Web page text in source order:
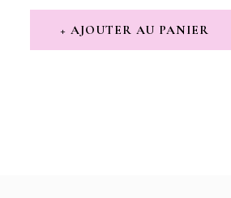
PRIX
INITIAL
PRIX
ACTUEL
AJOUTER AU PANIER